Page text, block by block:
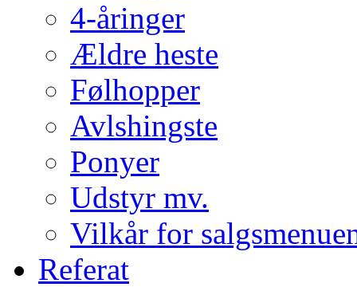
4-åringer
Ældre heste
Følhopper
Avlshingste
Ponyer
Udstyr mv.
Vilkår for
Referat